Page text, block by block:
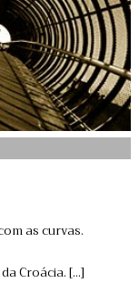
as curvas.
Croácia. [...]